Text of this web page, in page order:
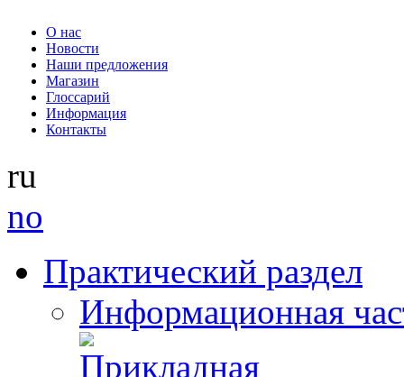
О нас
Новости
Наши предложения
Магазин
Глоссарий
Информация
Контакты
ru
no
Практический раздел
Информационная